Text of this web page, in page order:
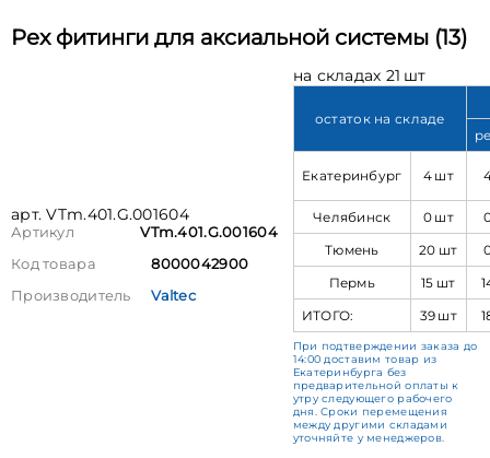
Pex фитинги для аксиальной системы (13)
арт. VTm.401.G.001604
Артикул
VTm.401.G.001604
Код товара
8000042900
Производитель
Valtec
на складах 21 шт
остаток на складе
Екатеринбург 4 шт
Челябинск 0 шт
Тюмень
20 шт
Пермь
15 шт
ИТОГО:
39 шт
При подтверждении заказа до
14:00 доставим товар из
Екатеринбурга без
предварительной оплаты к
утру следующего рабочего
дня. Сроки перемещения
между другими складами
уточняйте у менеджеров.